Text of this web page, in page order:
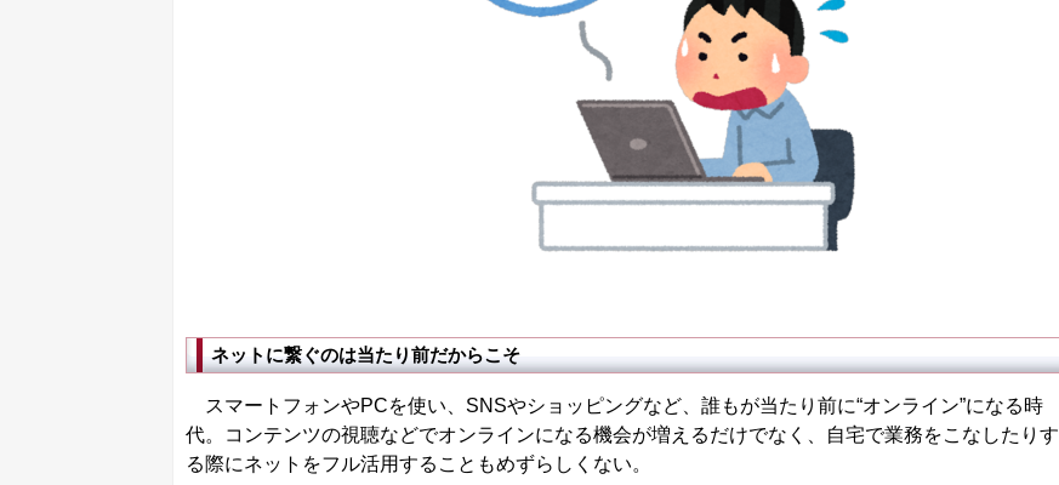
ネットに繋ぐのは当たり前だからこそ
スマートフォンやPCを使い、SNSやショッピングなど、誰もが当たり前に“オンライン”になる時
代。コンテンツの視聴などでオンラインになる機会が増えるだけでなく、自宅で業務をこなしたりす
る際にネットをフル活用することもめずらしくない。